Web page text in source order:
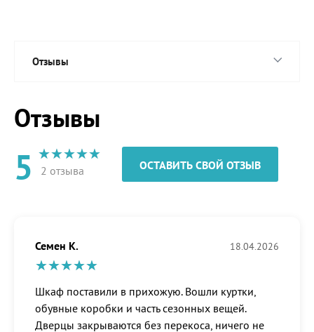
Отзывы
Отзывы
5 2 отзыва ОСТАВИТЬ СВОЙ ОТЗЫВ
Семен К. 18.04.2026
Шкаф поставили в прихожую. Вошли куртки,
обувные коробки и часть сезонных вещей.
Дверцы закрываются без перекоса, ничего не